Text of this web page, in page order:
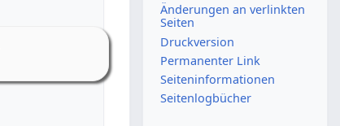
Änderungen an verlinkten
Seiten
Druckversion
Permanenter Link
Seiten­­informationen
Seitenlogbücher